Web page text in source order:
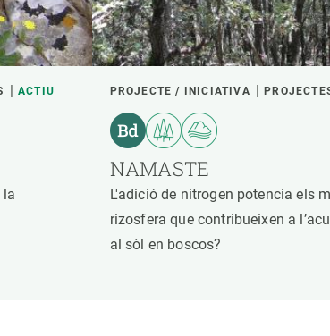
ACTIU
la
PROJECTE / INICIATIVA
NAMASTE
L'adició de nitrogen potencia els
rizosfera que contribueixen a
al sòl en boscos?